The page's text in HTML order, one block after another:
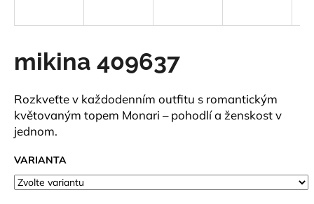
mikina 409637
Rozkveťte v každodenním outfitu s romantickým
květovaným topem Monari – pohodlí a ženskost v
jednom.
VARIANTA
í
t
?